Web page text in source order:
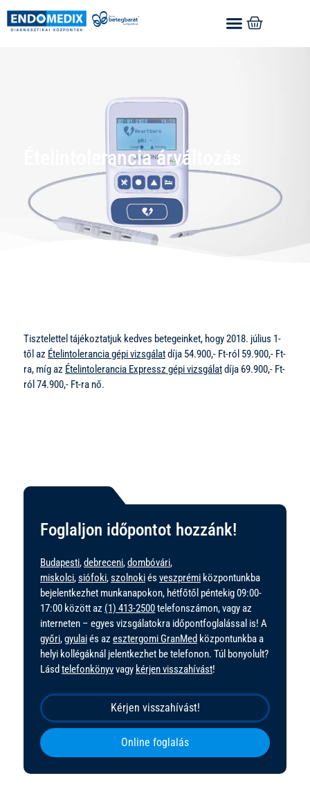
Ételintolerancia árváltozás
Tisztelettel tájékoztatjuk kedves betegeinket, hogy 2018. július 1-
től az Ételintolerancia gépi vizsgálatdíja 54.900,- Ft-ról 59.900,- Ft-
ra, míg az Ételintolerancia Expressz gépi vizsgálatdíja 69.900,- Ft-
ról 74.900,- Ft-ra nő.
Foglaljon időpontot hozzánk!
Budapesti,debreceni,dombóvári,
miskolci,siófoki,szolnokiés veszprémi központunkba
bejelentkezhet munkanapokon, hétfőtől péntekig 09:00-
17:00 között az (1) 413-2500telefonszámon, vagy az
interneten – egyes vizsgálatokra időpontfoglalással is! A
győri,gyulaiés az esztergomi GranMed központunkba a
helyi kollégáknál jelentkezhet be telefonon. Túl bonyolult?
Lásd telefonkönyvvagy kérjen visszahívást!
Kérjen visszahívást!
Online foglalás